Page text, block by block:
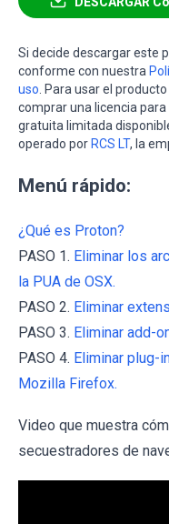
Si decide descargar este
conforme con nuestra
uso . Para usar el
comprar una licencia para
gratuita limitada
operado porRCS LT, la
Menú rápido:
¿Qué es Proton?
PASO 1. Eliminar los
la PUA de OSX.
PASO 2. Eliminar
PASO 3. Eliminar add-
PASO 4. Eliminar plug-
Mozilla Firefox.
Video que muestra
secuestradores de